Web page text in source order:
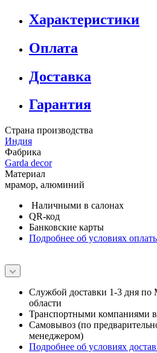
Характеристики
Оплата
Доставка
Гарантия
Страна производства
Индия
Фабрика
Garda decor
Материал
мрамор, алюминий
Наличными в салонах
QR-код
Банковские карты
Подробнее об условиях
Службой доставки 1-3 дня по
области
Транспортными компаниями
Самовывоз (по
менеджером)
Подробнее об условиях